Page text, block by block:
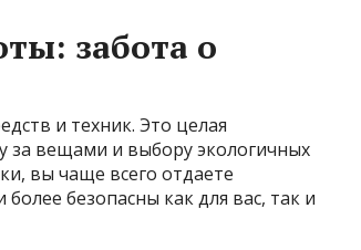
забота о
и техник. Это целая
за вещами и выбору экологичных
вы чаще всего отдаете
безопасны как для вас, так и